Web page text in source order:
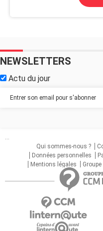
NEWSLETTERS
Actu du jour
...
Qui sommes-nous ?
Données personnelles
Mentions légales